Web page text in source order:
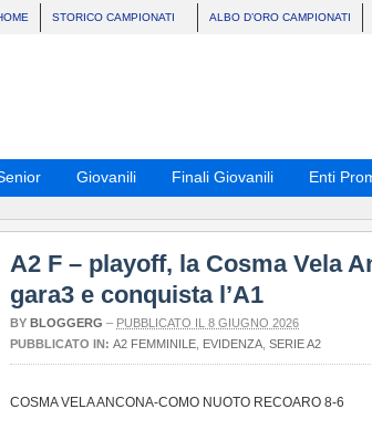
STORICO CAMPIONATI ALBO D’ORO CAMPIONATI
Giovanili Finali Giovanili Enti
A2 F – playoff, la Cosma Vela
gara3 e conquista l’A1
BY BLOGGERG – PUBBLICATO IL 8 GIUGNO 2026
PUBBLICATO IN: A2 FEMMINILE EVIDENZA SERIE A2
COSMA VELA ANCONA-COMO NUOTO RECOARO 8-6